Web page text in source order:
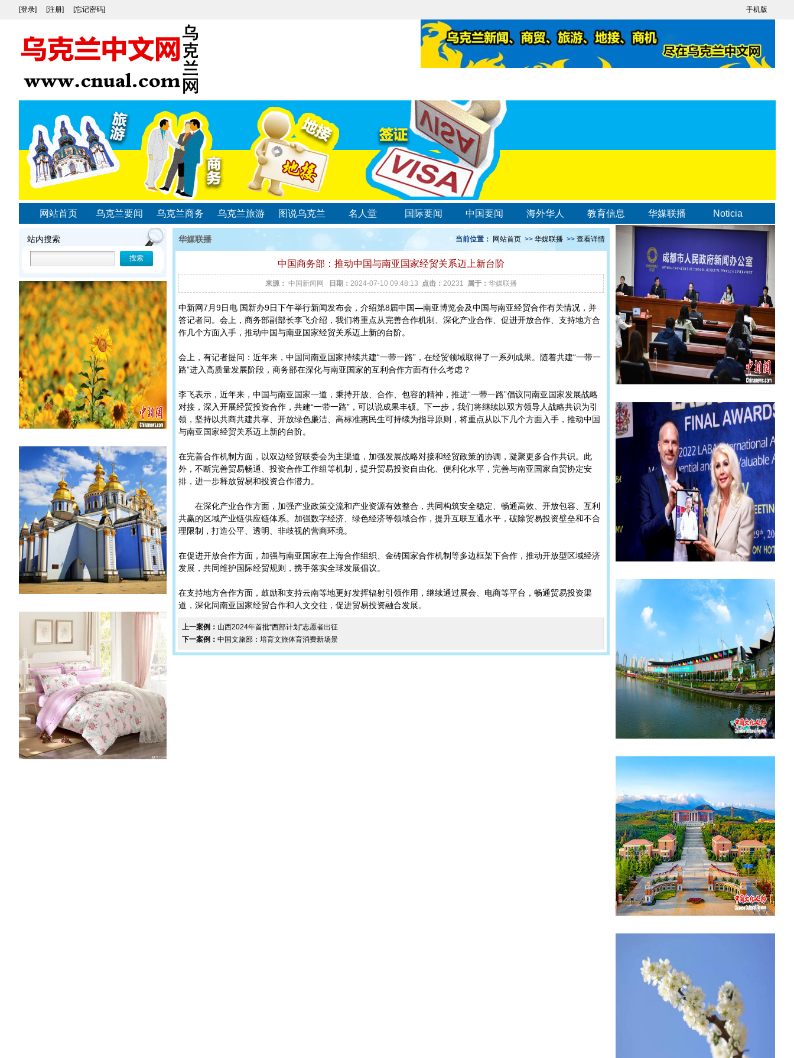
手机版
[登录] [注册] [忘记密码]
网站首页 乌克兰要闻 乌克兰商务 乌克兰旅游 图说乌克兰 名人堂 国际要闻 中国要闻 海外华人 教育信息 华媒联播 Noticia
站内搜索 当前位置： 网站首页 >> 华媒联播 >> 查看详情
华媒联播
中国商务部：推动中国与南亚国家经贸关系迈上新台阶
来源： 中国新闻网 日期： 2024-07-10 09:48:13 点击： 20231 属于： 华媒联播
中新网7月9日电 国新办9日下午举行新闻发布会，介绍第8届中国—南亚博览会及中国与南亚经贸合作有关情况，并
答记者问。会上，商务部副部长李飞介绍，我们将重点从完善合作机制、深化产业合作、促进开放合作、支持地方合
作几个方面入手，推动中国与南亚国家经贸关系迈上新的台阶。
会上，有记者提问：近年来，中国同南亚国家持续共建“一带一路”，在经贸领域取得了一系列成果。随着共建“一带一
路”进入高质量发展阶段，商务部在深化与南亚国家的互利合作方面有什么考虑？
李飞表示，近年来，中国与南亚国家一道，秉持开放、合作、包容的精神，推进“一带一路”倡议同南亚国家发展战略
对接，深入开展经贸投资合作，共建“一带一路”，可以说成果丰硕。下一步，我们将继续以双方领导人战略共识为引
领，坚持以共商共建共享、开放绿色廉洁、高标准惠民生可持续为指导原则，将重点从以下几个方面入手，推动中国
与南亚国家经贸关系迈上新的台阶。
在完善合作机制方面，以双边经贸联委会为主渠道，加强发展战略对接和经贸政策的协调，凝聚更多合作共识。此
外，不断完善贸易畅通、投资合作工作组等机制，提升贸易投资自由化、便利化水平，完善与南亚国家自贸协定安
排，进一步释放贸易和投资合作潜力。
在深化产业合作方面，加强产业政策交流和产业资源有效整合，共同构筑安全稳定、畅通高效、开放包容、互利
共赢的区域产业链供应链体系。加强数字经济、绿色经济等领域合作，提升互联互通水平，破除贸易投资壁垒和不合
理限制，打造公平、透明、非歧视的营商环境。
在促进开放合作方面，加强与南亚国家在上海合作组织、金砖国家合作机制等多边框架下合作，推动开放型区域经济
发展，共同维护国际经贸规则，携手落实全球发展倡议。
在支持地方合作方面，鼓励和支持云南等地更好发挥辐射引领作用，继续通过展会、电商等平台，畅通贸易投资渠
道，深化同南亚国家经贸合作和人文交往，促进贸易投资融合发展。
上一案例： 山西2024年首批“西部计划”志愿者出征
下一案例： 中国文旅部：培育文旅体育消费新场景